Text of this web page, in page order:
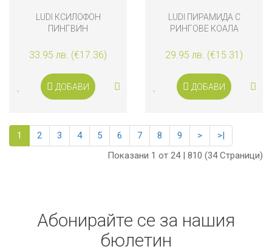
LUDI КСИЛОФОН
ПИНГВИН
33.95 лв. (€17.36)
ДОБАВИ
LUDI ПИРАМИДА С
РИНГОВЕ КОАЛА
29.95 лв. (€15.31)
ДОБАВИ
1 2 3 4 5 6 7 8 9 >
>|
Показани 1 от 24 | 810 (34 Страници)
Абонирайте се за нашия
бюлетин